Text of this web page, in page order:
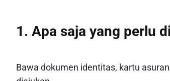
1. Apa saja yang perlu
Bawa dokumen identitas, kartu